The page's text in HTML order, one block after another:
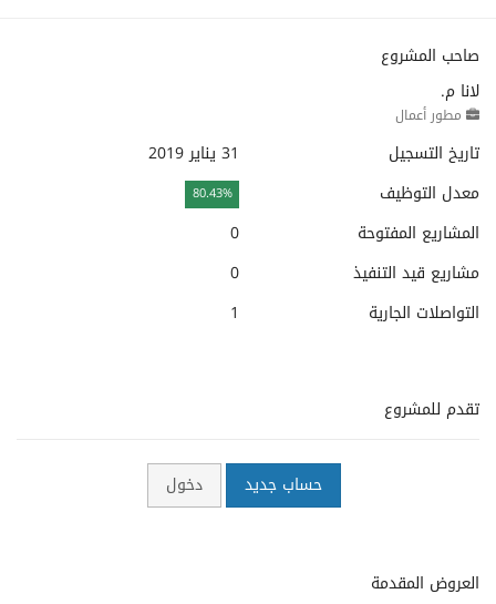
صاحب المشروع
لانا م.
مطور أعمال
تاريخ التسجيل
31 يناير 2019
معدل التوظيف
80.43%
المشاريع المفتوحة
0
مشاريع قيد التنفيذ
0
التواصلات الجارية
1
تقدم للمشروع
حساب جديد دخول
العروض المقدمة